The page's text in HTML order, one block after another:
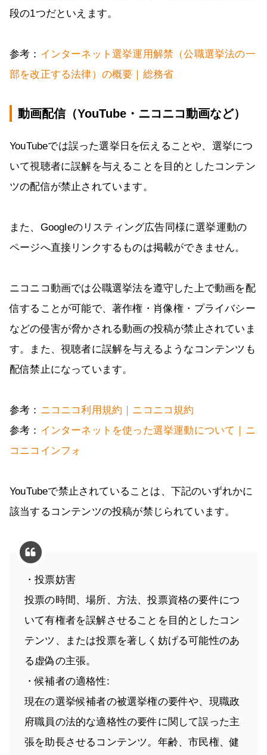
段の1つだといえます。
参考： インターネット選挙運用解禁（公職選挙法の一
部を改正する法律）の概要｜総務省
動画配信（YouTube・ニコニコ動画など）
YouTubeでは誤った選挙日を伝えることや、選挙につ
いて視聴者に誤解を与えることを目的としたコンテン
ツの配信が禁止されています。
また、Googleのリスティング広告同様に選挙運動の
ページへ直接リンクするものは掲載ができません。
ニコニコ動画では公職選挙法を遵守した上で動画を配
信することが可能で、著作権・肖像権・プライバシー
などの侵害が脅かされる動画の投稿が禁止されていま
す。また、視聴者に誤解を与えるようなコンテンツも
配信禁止になっています。
参考： ニコニコ利用規約｜ニコニコ規約
参考： インターネットを使った選挙運動について｜ニ
コニコインフォ
YouTubeで禁止されていることは、下記のいずれかに
該当するコンテンツの投稿が禁じられています。
・投票妨害
投票の時間、場所、方法、投票資格の要件につ
いて有権者を誤解させることを目的としたコン
テンツ、または投票を著しく妨げる可能性のあ
る虚偽の主張。
・候補者の適格性:
現在の選挙候補者の被選挙権の要件や、現職政
府職員の法的な適格性の要件に関して誤った主
張を助長させるコンテンツ。年齢、市民権、健